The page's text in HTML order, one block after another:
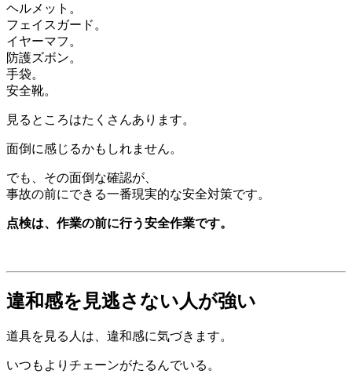
ヘルメット。
フェイスガード。
イヤーマフ。
防護ズボン。
手袋。
安全靴。
見るところはたくさんあります。
面倒に感じるかもしれません。
でも、その面倒な確認が、
事故の前にできる一番現実的な安全対策です。
点検は、作業の前に行う安全作業です。
違和感を見逃さない人が強い
道具を見る人は、違和感に気づきます。
いつもよりチェーンがたるんでいる。